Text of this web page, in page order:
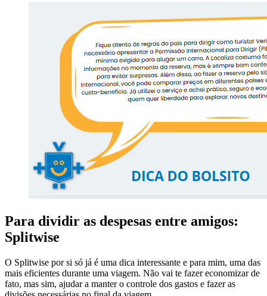
Para dividir as despesas entre amigos:
Splitwise
O Splitwise por si só já é uma dica interessante e para mim, uma das
mais eficientes durante uma viagem. Não vai te fazer economizar de
fato, mas sim, ajudar a manter o controle dos gastos e fazer as